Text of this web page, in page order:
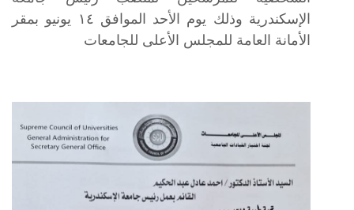
الإسكندرية وذلك يوم الأحد الموافق ١٤ يونيو بمقر
الأمانة العامة للمجلس الأعلى للجامعات